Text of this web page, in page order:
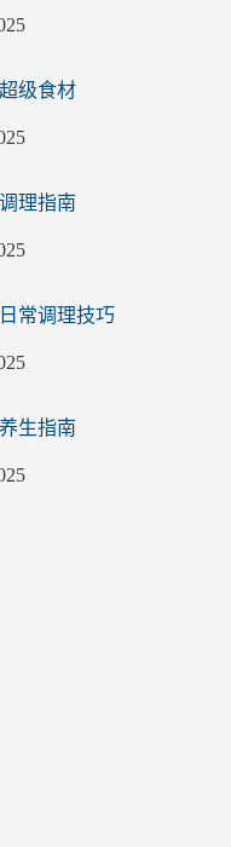
级食材
理指南
常调理技巧
生指南